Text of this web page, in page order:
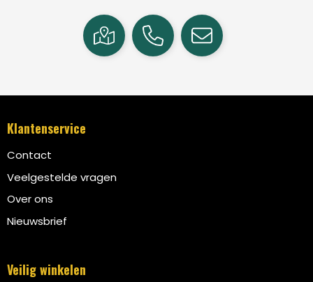
Klantenservice
Contact
Veelgestelde vragen
Over ons
Nieuwsbrief
Veilig winkelen